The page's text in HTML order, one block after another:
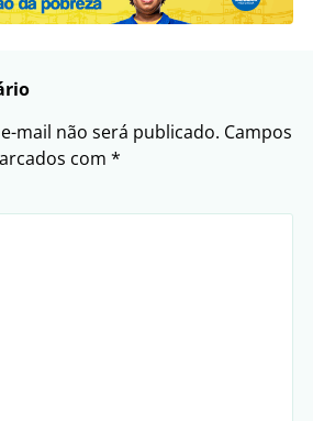
mail não será publicado. Campos
com *